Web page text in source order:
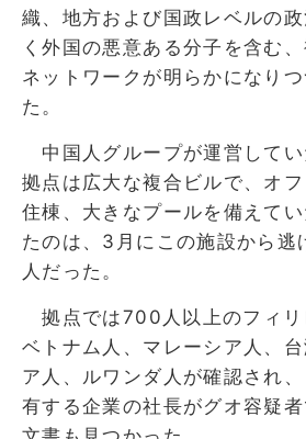
織、地方および国政レベルの
く外国の悪意ある分子を含む
ネットワークが明らかになり
た。
中国人グループが運営して
拠点は広大な複合ビルで、オ
住棟、大きなプールを備えて
たのは、3月にこの施設から逃
人だった。
拠点では700人以上のフィリ
ベトナム人、マレーシア人、
ア人、ルワンダ人が確認され
有する企業の社長がグオ容疑